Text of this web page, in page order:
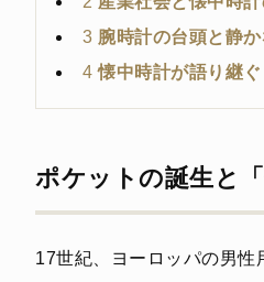
3 腕時計の台頭と静
4 懐中時計が語り継
ポケットの誕生と
17世紀、ヨーロッパの男性